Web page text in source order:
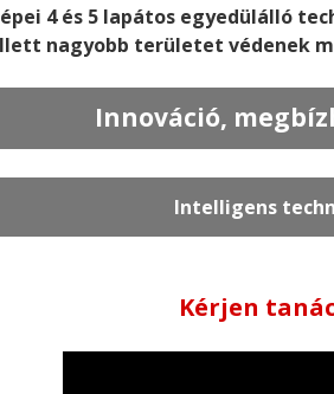
4 és 5 lapátos egyedülálló
nagyobb területet védenek
Innováció,
Intelligens
Kérjen